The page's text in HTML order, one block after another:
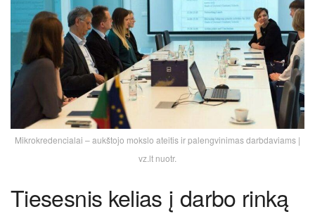
Mikrokredencialai – aukštojo mokslo ateitis ir palengvinimas darbdaviams |
vz.lt nuotr.
Tiesesnis kelias į darbo rinką